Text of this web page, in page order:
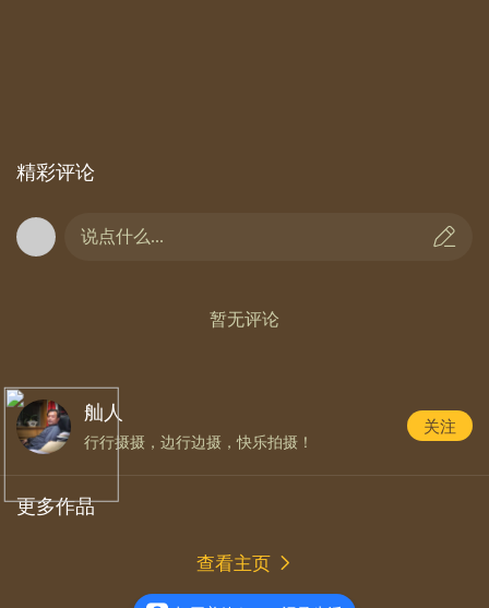
11.4.[手机光影]美在金秋(七);
精彩评论
说点什么...
暂无评论
舢人
行行摄摄，边行边摄，快乐拍摄！
关注
更多作品
查看主页